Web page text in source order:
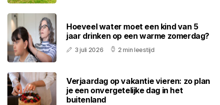
Hoeveel water moet een kind van 5
jaar drinken op een warme zomerdag?
3 juli 2026 2 min leestijd
Verjaardag op vakantie vieren: zo plan
je een onvergetelijke dag in het
buitenland